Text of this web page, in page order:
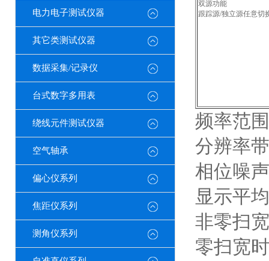
电力电子测试仪器
其它类测试仪器
数据采集/记录仪
台式数字多用表
绕线元件测试仪器
空气轴承
偏心仪系列
焦距仪系列
测角仪系列
双源功能
跟踪源/独立源任意切
频率范
分辨率
相位噪
显示平
非零扫
零扫宽